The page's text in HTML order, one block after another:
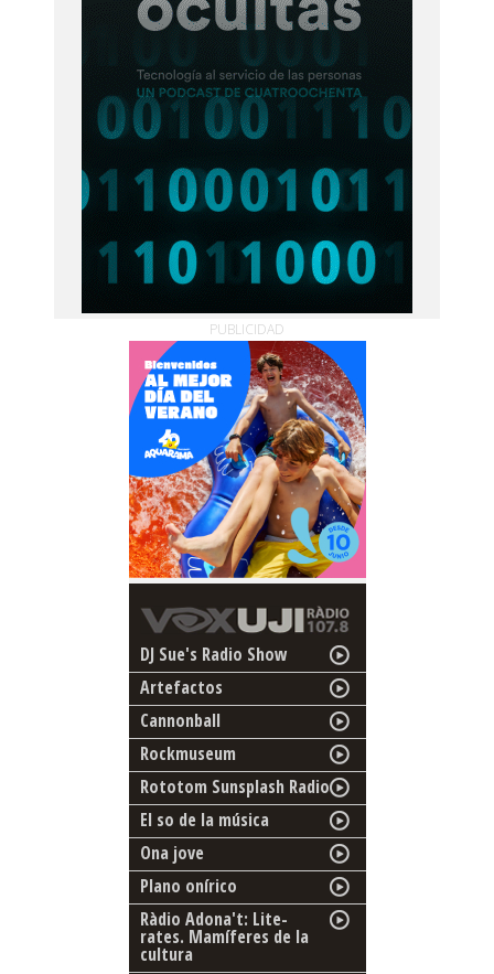
PUBLICIDAD
DJ Sue's Radio Show
Artefactos
Cannonball
Rockmuseum
Rototom Sunsplash Radio
El so de la música
Ona jove
Plano onírico
Ràdio Adona't: Lite-
rates. Mamíferes de la
cultura